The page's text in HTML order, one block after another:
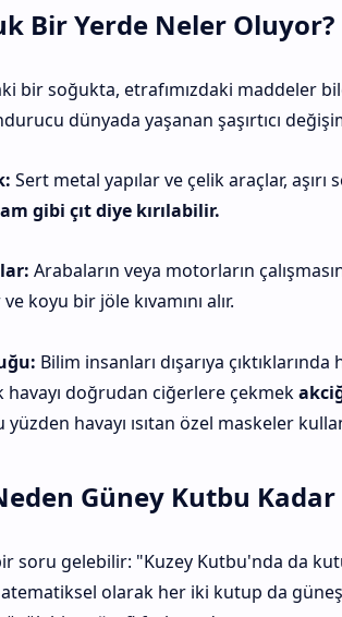
Bir Yerde Neler Oluyor?
bir soğukta, etrafımızdaki maddeler
dünyada yaşanan şaşırtıcı
Sert metal yapılar ve çelik araçlar,
gibi çıt diye kırılabilir.
Arabaların veya motorların
koyu bir jöle kıvamını alır.
Bilim insanları dışarıya
doğrudan ciğerlere çekmek
havayı ısıtan özel maskeler
Güney Kutbu Kadar
soru gelebilir: "Kuzey Kutbu'nda da
olarak her iki kutup da güneş